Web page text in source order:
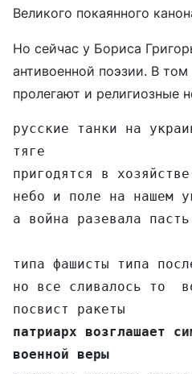
Великого покаянного
Но сейчас у Бориса
антивоенной поэзии. В том
пролегают и религиозные
русские танки на
тяге
пригодятся в
небо и поле на нашем
а война разевала
типа фашисты типа
но все сливалось то
патриарх возглашает
военной веры